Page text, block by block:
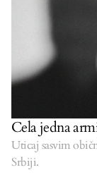
Cela jedna
Uticaj sasvim
Srbiji.